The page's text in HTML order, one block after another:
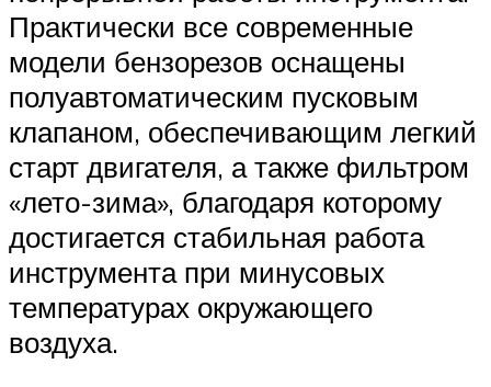
Практически все современные
модели бензорезов оснащены
полуавтоматическим пусковым
клапаном, обеспечивающим легкий
старт двигателя, а также фильтром
«лето-зима», благодаря которому
достигается стабильная работа
инструмента при минусовых
температурах окружающего
воздуха.